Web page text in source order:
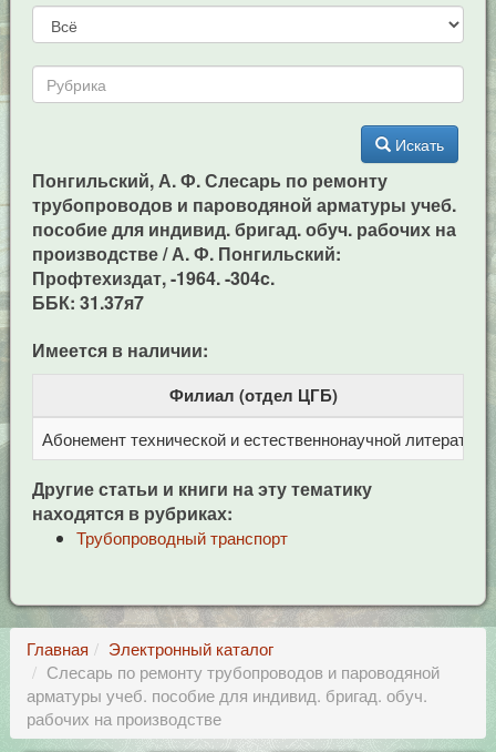
Искать
Понгильский, А. Ф. Слесарь по ремонту
трубопроводов и пароводяной арматуры учеб.
пособие для индивид. бригад. обуч. рабочих на
производстве / А. Ф. Понгильский:
Профтехиздат, -1964. -304c.
ББК: 31.37я7
Имеется в наличии:
Филиал (отдел ЦГБ)
Абонемент технической и естественнонаучной литерат
Другие статьи и книги на эту тематику
находятся в рубриках:
Трубопроводный транспорт
Главная
Электронный каталог
Слесарь по ремонту трубопроводов и пароводяной
арматуры учеб. пособие для индивид. бригад. обуч.
рабочих на производстве